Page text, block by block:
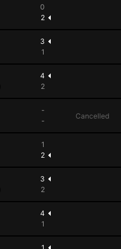
0
2
3
1
4
2
-
-
Cancelled
1
2
3
2
4
1